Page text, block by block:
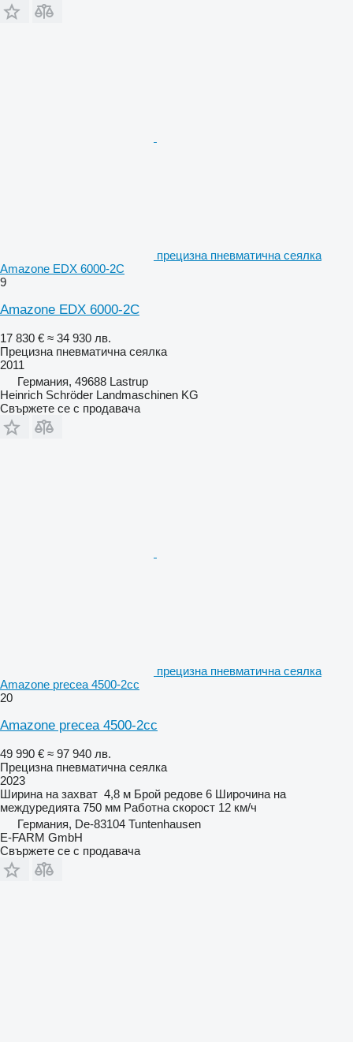
прецизна пневматична сеялка
Amazone EDX 6000-2C
9
Amazone EDX 6000-2C
17 830 € ≈ 34 930 лв.
Прецизна пневматична сеялка
2011
Германия, 49688 Lastrup
Heinrich Schröder Landmaschinen KG
Свържете се с продавача
прецизна пневматична сеялка
Amazone precea 4500-2cc
20
Amazone precea 4500-2cc
49 990 € ≈ 97 940 лв.
Прецизна пневматична сеялка
2023
Ширина на захват 4,8 м Брой редове 6 Широчина на
междуредията 750 мм Работна скорост 12 км/ч
Германия, De-83104 Tuntenhausen
E-FARM GmbH
Свържете се с продавача